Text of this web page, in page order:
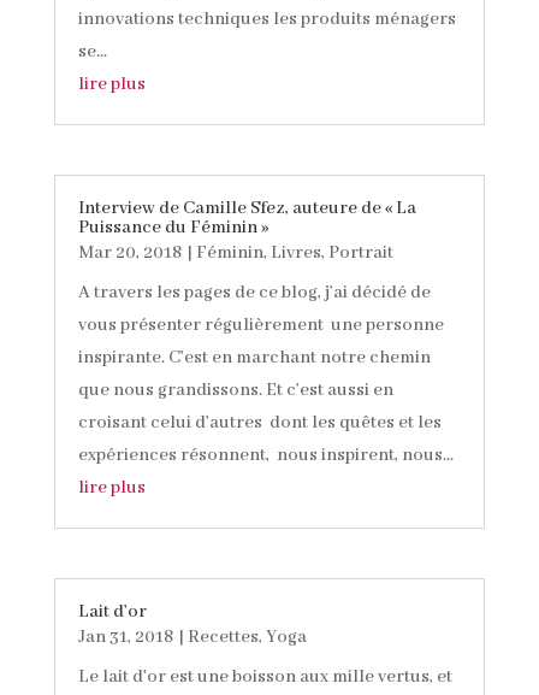
innovations techniques les produits ménagers
se...
lire plus
Interview de Camille Sfez, auteure de « La
Puissance du Féminin »
Mar 20, 2018 | Féminin, Livres, Portrait
A travers les pages de ce blog, j’ai décidé de
vous présenter régulièrement une personne
inspirante. C’est en marchant notre chemin
que nous grandissons. Et c’est aussi en
croisant celui d’autres dont les quêtes et les
expériences résonnent, nous inspirent, nous...
lire plus
Lait d’or
Jan 31, 2018 | Recettes, Yoga
Le lait d'or est une boisson aux mille vertus, et